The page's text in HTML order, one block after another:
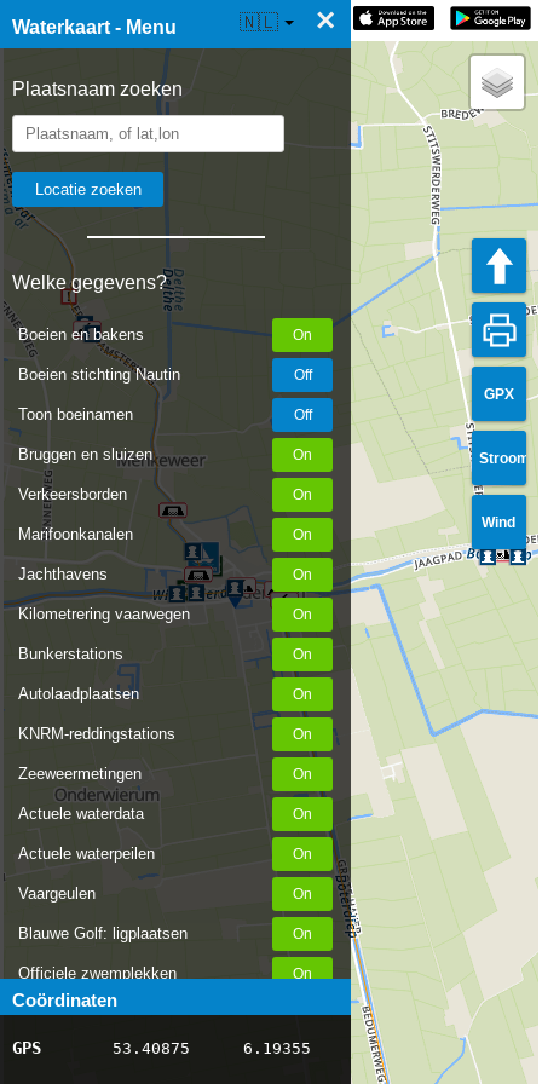
Waterkaart - Menu ×
Plaatsnaam zoeken
Welke gegevens?
Boeien en bakens
Boeien stichting Nautin
Toon boeinamen
Bruggen en sluizen
Verkeersborden
Marifoonkanalen
Jachthavens
Kilometrering vaarwegen
Bunkerstations
Autolaadplaatsen
KNRM-reddingstations
Zeeweermetingen
Actuele waterdata
Actuele waterpeilen
Vaargeulen
Blauwe Golf: ligplaatsen
Officiele zwemplekken
Stremmingen/hinder
AIS scheepsposities
Coördinaten
GPS 53.40875 6.19355
☰ Waterkaart Live 🇳🇱
GPX
Stroom
Wind